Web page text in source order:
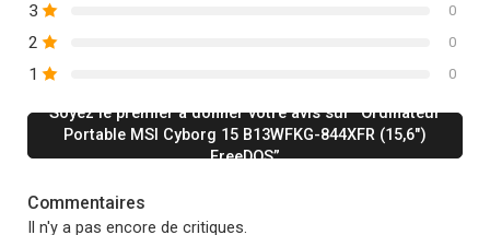
3 0
2 0
1 0
Soyez le premier à donner votre avis sur “Ordinateur
Portable MSI Cyborg 15 B13WFKG-844XFR (15,6″)
FreeDOS”
Commentaires
Il n'y a pas encore de critiques.